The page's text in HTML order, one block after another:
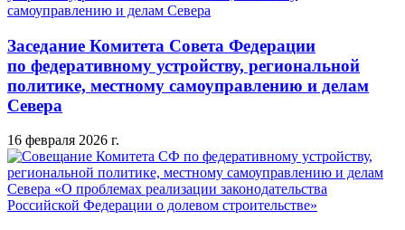
Заседание Комитета Совета Федерации
по федеративному устройству, региональной
политике, местному самоуправлению и делам
Севера
16 февраля 2026 г.